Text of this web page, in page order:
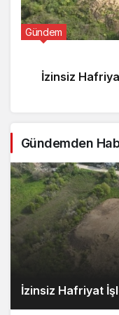
Gündem
İzinsiz
Gündemden
İzinsiz Hafriyat